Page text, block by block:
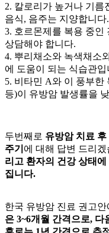
2. 칼로리가 높거나 기름
음식, 음주는 지양합니다.
3. 호르몬제를 복용 중인
상담해야 합니다.
4. 뿌리채소와 녹색채소
에 도움이 되는 식습관입
5. 비타민 A와 이 풍부한
등)이 유방암 발생률을
두번째로 유방암 치료 후
주기 에 대해 답변 드리겠
리고 환자의 건강 상태
집니다.
한국 유방암 진료 권고안
은 3~6개월 간격으로, 다